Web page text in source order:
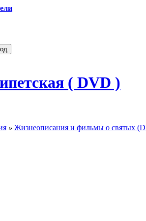
( DVD )
» Жизнеописания и фильмы о святых